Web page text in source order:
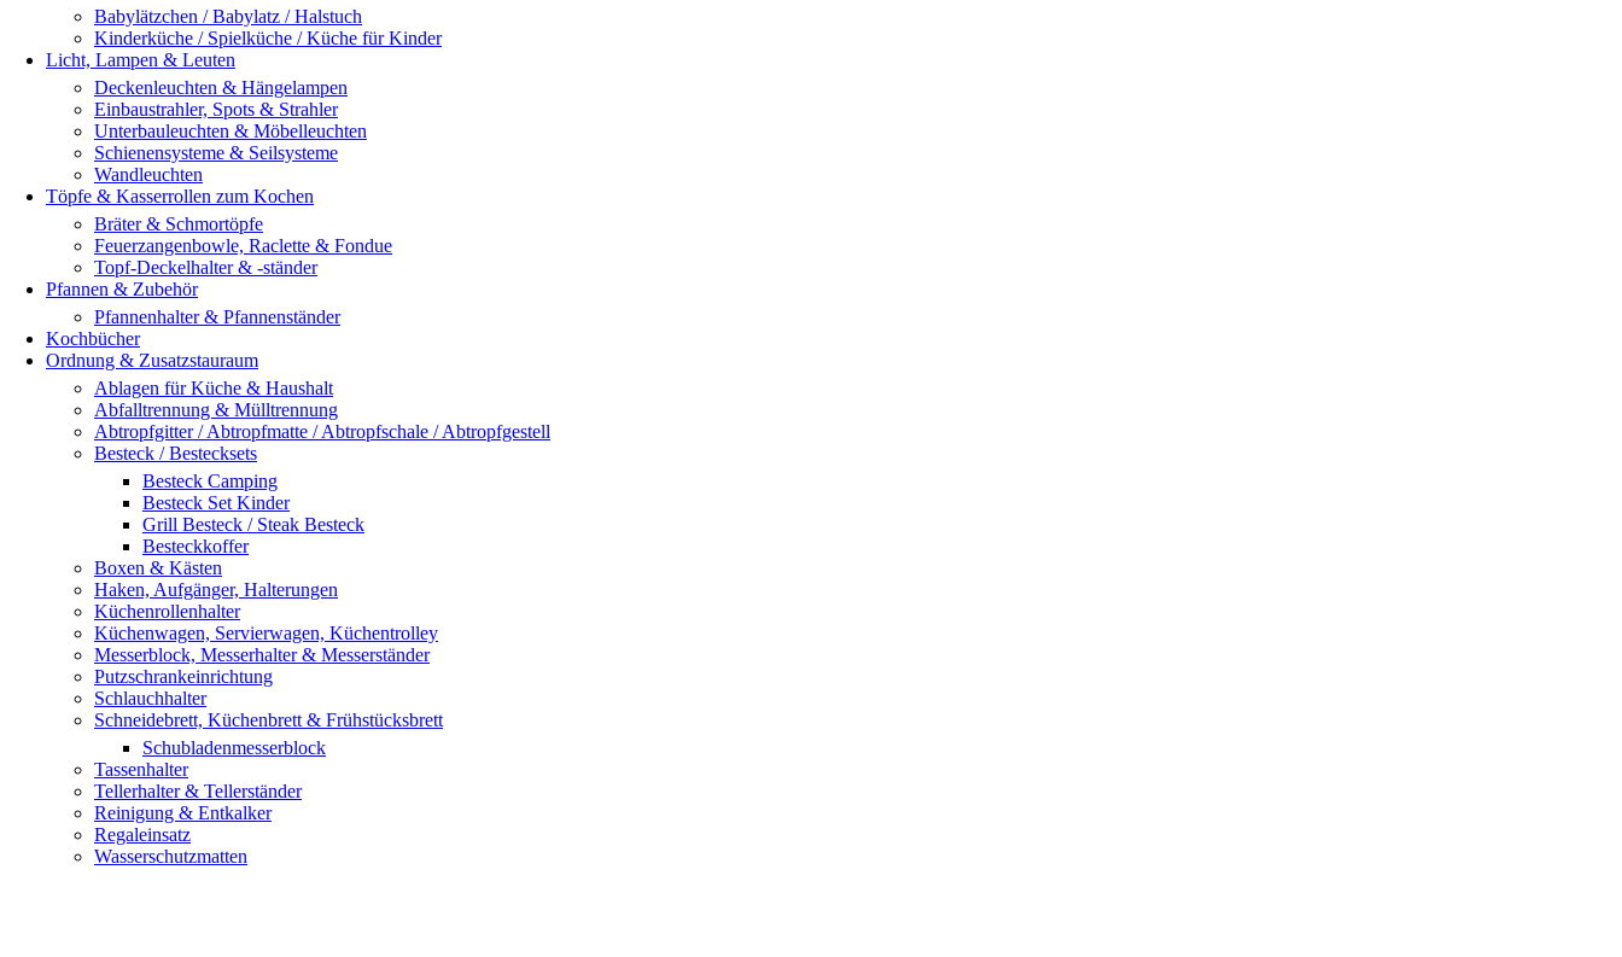
Babylätzchen / Babylatz / Halstuch
Kinderküche / Spielküche / Küche für Kinder
Licht, Lampen & Leuten
Deckenleuchten & Hängelampen
Einbaustrahler, Spots & Strahler
Unterbauleuchten & Möbelleuchten
Schienensysteme & Seilsysteme
Wandleuchten
Töpfe & Kasserrollen zum Kochen
Bräter & Schmortöpfe
Feuerzangenbowle, Raclette & Fondue
Topf-Deckelhalter & -ständer
Pfannen & Zubehör
Pfannenhalter & Pfannenständer
Kochbücher
Ordnung & Zusatzstauraum
Ablagen für Küche & Haushalt
Abfalltrennung & Mülltrennung
Abtropfgitter / Abtropfmatte / Abtropfschale / Abtropfgestell
Besteck / Bestecksets
Besteck Camping
Besteck Set Kinder
Grill Besteck / Steak Besteck
Besteckkoffer
Boxen & Kästen
Haken, Aufgänger, Halterungen
Küchenrollenhalter
Küchenwagen, Servierwagen, Küchentrolley
Messerblock, Messerhalter & Messerständer
Putzschrankeinrichtung
Schlauchhalter
Schneidebrett, Küchenbrett & Frühstücksbrett
Schubladenmesserblock
Tassenhalter
Tellerhalter & Tellerständer
Reinigung & Entkalker
Regaleinsatz
Wasserschutzmatten